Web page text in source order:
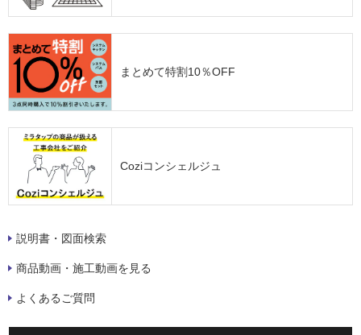
まとめて特割10％OFF
Coziコンシェルジュ
説明書・図面検索
商品動画・施工動画を見る
よくあるご質問